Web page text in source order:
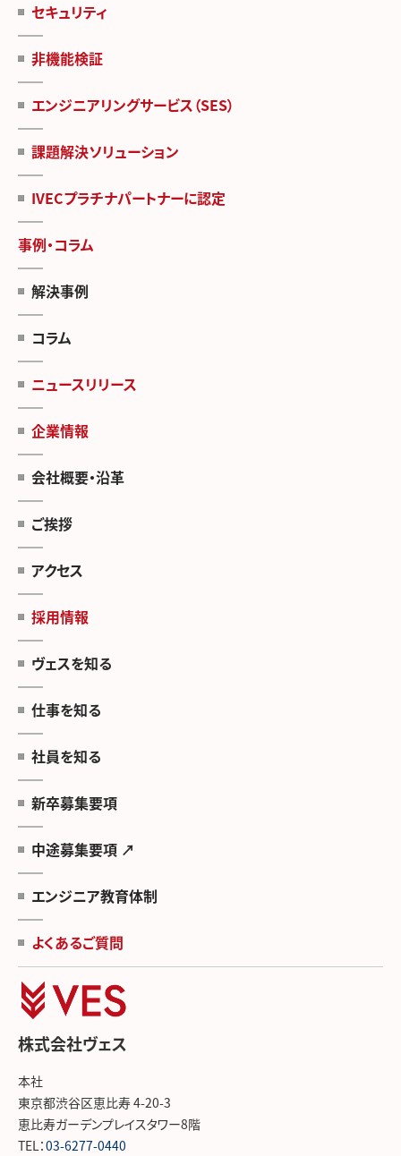
セキュリティ
非機能検証
エンジニアリングサービス（SES）
課題解決ソリューション
IVECプラチナパートナーに認定
事例・コラム
解決事例
コラム
ニュースリリース
企業情報
会社概要・沿革
ご挨拶
アクセス
採用情報
ヴェスを知る
仕事を知る
社員を知る
新卒募集要項
中途募集要項 ↗
エンジニア教育体制
よくあるご質問
株式会社ヴェス
本社
東京都渋谷区恵比寿 4-20-3
恵比寿ガーデンプレイスタワー8階
TEL：03-6277-0440